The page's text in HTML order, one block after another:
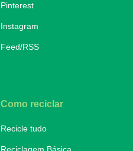
Pinterest
Instagram
Feed/RSS
Como reciclar
Recicle tudo